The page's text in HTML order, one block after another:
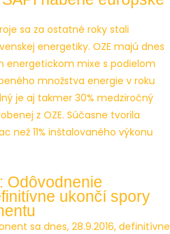
sa za ostatné roky stali
energetiky. OZE majú dnes
energetickom mixe s podielom
množstva energie v roku
je aj takmer 30% medziročný
z OZE. Súčasne tvorila
než 11% inštalovaného výkonu
Odôvodnenie
ukončí spory
sa dnes, 28.9.2016, definitívne